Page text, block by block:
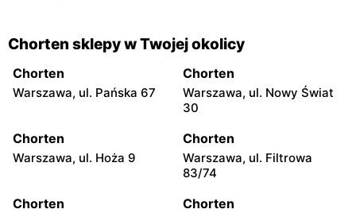
Chorten sklepy w Twojej okolicy
Chorten
Warszawa, ul. Pańska 67
Chorten
Warszawa, ul. Nowy Świat
30
Chorten
Warszawa, ul. Hoża 9
Chorten
Warszawa, ul. Filtrowa
83/74
Chorten Chorten